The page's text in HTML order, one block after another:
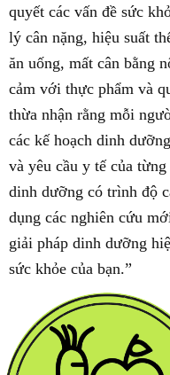
quyết các vấn đề sức
lý cân nặng, hiệu suất
ăn uống, mất cân bằng
cảm với thực phẩm và
thừa nhận rằng mỗi
các kế hoạch dinh
và yêu cầu y tế của
dinh dưỡng có trình độ
dụng các nghiên cứu
giải pháp dinh dưỡng
sức khỏe của bạn.”